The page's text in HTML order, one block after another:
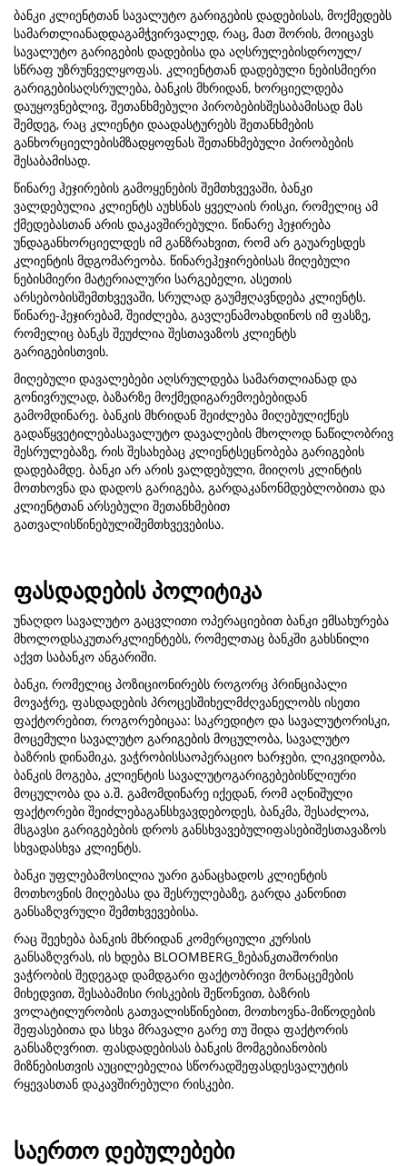
ბანკი კლიენტთან სავალუტო გარიგების დადებისას, მოქმედებს
სამართლიანადდაგამჭვირვალედ, რაც, მათ შორის, მოიცავს
სავალუტო გარიგების დადებისა და აღსრულებისდროულ/
სწრაფ უზრუნველყოფას. კლიენტთან დადებული ნებისმიერი
გარიგებისაღსრულება, ბანკის მხრიდან, ხორციელდება
დაუყოვნებლივ, შეთანხმებული პირობებისშესაბამისად მას
შემდეგ, რაც კლიენტი დაადასტურებს შეთანხმების
განხორციელებისმზადყოფნას შეთანხმებული პირობების
შესაბამისად.
წინარე ჰეჯირების გამოყენების შემთხვევაში, ბანკი
ვალდებულია კლიენტს აუხსნას ყველაის რისკი, რომელიც ამ
ქმედებასთან არის დაკავშირებული. წინარე ჰეჯირება
უნდაგანხორციელდეს იმ განზრახვით, რომ არ გაუარესდეს
კლიენტის მდგომარეობა. წინარეჰეჯირებისას მიღებული
ნებისმიერი მატერიალური სარგებელი, ასეთის
არსებობისშემთხვევაში, სრულად გაუმჟღავნდება კლიენტს.
წინარე-ჰეჯირებამ, შეიძლება, გავლენამოახდინოს იმ ფასზე,
რომელიც ბანკს შეუძლია შესთავაზოს კლიენტს
გარიგებისთვის.
მიღებული დავალებები აღსრულდება სამართლიანად და
გონივრულად, ბაზარზე მოქმედიგარემოებებიდან
გამომდინარე. ბანკის მხრიდან შეიძლება მიღებულიქნეს
გადაწყვეტილებასავალუტო დავალების მხოლოდ ნაწილობრივ
შესრულებაზე, რის შესახებაც კლიენტსეცნობება გარიგების
დადებამდე. ბანკი არ არის ვალდებული, მიიღოს კლინტის
მოთხოვნა და დადოს გარიგება, გარდაკანონმდებლობითა და
კლიენტთან არსებული შეთანხმებით
გათვალისწინებულიშემთხვევებისა.
ფასდადების პოლიტიკა
უნაღდო სავალუტო გაცვლითი ოპერაციებით ბანკი ემსახურება
მხოლოდსაკუთარკლიენტებს, რომელთაც ბანკში გახსნილი
აქვთ საბანკო ანგარიში.
ბანკი, რომელიც პოზიციონირებს როგორც პრინციპალი
მოვაჭრე, ფასდადების პროცესშიხელმძღვანელობს ისეთი
ფაქტორებით, როგორებიცაა: საკრედიტო და სავალუტორისკი,
მოცემული სავალუტო გარიგების მოცულობა, სავალუტო
ბაზრის დინამიკა, ვაჭრობისსაოპერაციო ხარჯები, ლიკვიდობა,
ბანკის მოგება, კლიენტის სავალუტოგარიგებებისწლიური
მოცულობა და ა.შ. გამომდინარე იქედან, რომ აღნიშული
ფაქტორები შეიძლებაგანსხვავდებოდეს, ბანკმა, შესაძლოა,
მსგავსი გარიგებების დროს განსხვავებულიფასებიშესთავაზოს
სხვადასხვა კლიენტს.
ბანკი უფლებამოსილია უარი განაცხადოს კლიენტის
მოთხოვნის მიღებასა და შესრულებაზე, გარდა კანონით
განსაზღვრული შემთხვევებისა.
რაც შეეხება ბანკის მხრიდან კომერციული კურსის
განსაზღვრას, ის ხდება BLOOMBERG_ზებანკთაშორისი
ვაჭრობის შედეგად დამდგარი ფაქტობრივი მონაცემების
მიხედვით, შესაბამისი რისკების შეწონვით, ბაზრის
ვოლატილურობის გათვალისწინებით, მოთხოვნა-მიწოდების
შეფასებითა და სხვა მრავალი გარე თუ შიდა ფაქტორის
განსაზღვრით. ფასდადებისას ბანკის მომგებიანობის
მიზნებისთვის აუცილებელია სწორადშეფასდესვალუტის
რყევასთან დაკავშირებული რისკები.
საერთო დებულებები